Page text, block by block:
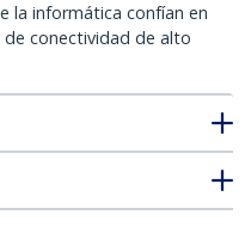
la informática confían en
conectividad de alto